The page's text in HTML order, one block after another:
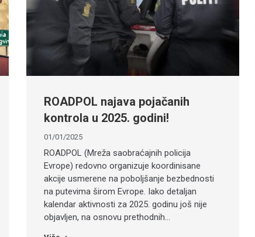
ROADPOL najava pojačanih
kontrola u 2025. godini!
01/01/2025
ROADPOL (Mreža saobraćajnih policija
Evrope) redovno organizuje koordinisane
akcije usmerene na poboljšanje bezbednosti
na putevima širom Evrope. Iako detaljan
kalendar aktivnosti za 2025. godinu još nije
objavljen, na osnovu prethodnih…